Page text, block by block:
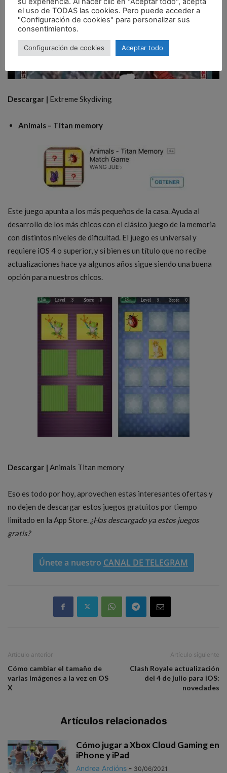
Descargar | Extreme Skydiving
Animals – Titan memory
Este juego apunta a los más pequeños de la casa. Ayuda al
desarrollo de los más chicos con el clásico juego de la memoria
con distintos niveles de dificultad. El juego es universal y
requiere iOS 4 o superior, y si bien es un título que no recibe
actualizaciones hace ya algunos años sigue siendo una buena
opción para nuestros chicos.
Descargar | Animals Titan memory
Eso es todo por hoy, aprovechen estas interesantes ofertas y
no dejen de descargar estos juegos gratuitos por tiempo
limitado en la App Store. ¿Has descargado ya estos juegos
gratis?
Únete a nuestro CANAL DE TELEGRAM
Artículo anterior
Cómo cambiar el tamaño de
varias imágenes a la vez en OS
X
Artículo siguiente
Clash Royale actualización
del 4 de julio para iOS:
novedades
Artículos relacionados
Cómo jugar a Xbox Cloud Gaming en
iPhone y iPad
Andrea Ardións - 30/06/2021
el uso de TODAS las cookies. Pero puede acceder a
"Configuración de cookies" para personalizar sus
consentimientos.
Configuración de cookies Aceptar todo